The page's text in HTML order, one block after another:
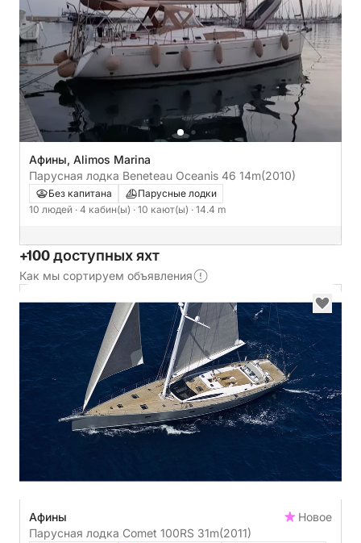
Афины, Alimos Marina
Парусная лодка Beneteau Oceanis 46 14m(2010)
Без капитана
Парусные лодки
10 людей · 4 кабин(ы) · 10 кают(ы) · 14.4 m
+100 доступных яхт
Как мы сортируем объявления
Афины
Новое
Парусная лодка Comet 100RS 31m(2011)